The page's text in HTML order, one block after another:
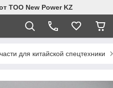
ТОО New Power KZ
для китайской спецтехники